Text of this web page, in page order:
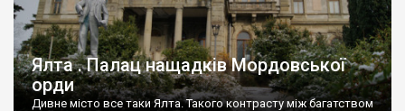
Ялта . Палац нащадків Мордовської
орди
Дивне місто все таки Ялта. Такого контрасту між багатством